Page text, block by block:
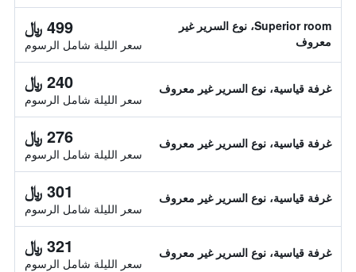
Superior room، نوع السرير غير
معروف
499 ﷼
سعر الليلة شامل الرسوم
غرفة قياسية، نوع السرير غير معروف 240 ﷼
سعر الليلة شامل الرسوم
غرفة قياسية، نوع السرير غير معروف 276 ﷼
سعر الليلة شامل الرسوم
غرفة قياسية، نوع السرير غير معروف 301 ﷼
سعر الليلة شامل الرسوم
غرفة قياسية، نوع السرير غير معروف 321 ﷼
سعر الليلة شامل الرسوم